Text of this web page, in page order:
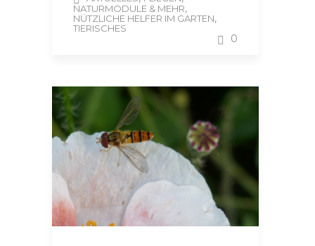
NATURMODULE & MEHR,
NÜTZLICHE HELFER IM GARTEN,
TIERISCHES
0